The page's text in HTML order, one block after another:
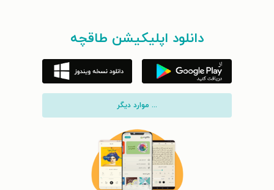
دانلود اپلیکیشن طاقچه
... موارد دیگر